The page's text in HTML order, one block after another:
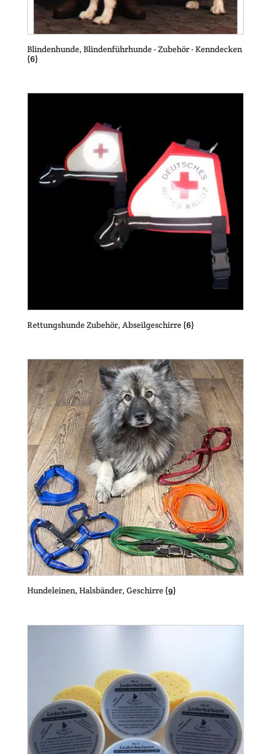
Blindenhunde, Blindenführhunde - Zubehör - Kenndecken
(6)
Rettungshunde Zubehör, Abseilgeschirre (6)
Hundeleinen, Halsbänder, Geschirre (9)